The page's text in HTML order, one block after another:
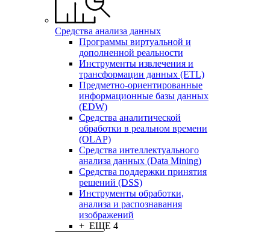
Средства анализа данных
Программы виртуальной и
дополненной реальности
Инструменты извлечения и
трансформации данных (ETL)
Предметно-ориентированные
информационные базы данных
(EDW)
Средства аналитической
обработки в реальном времени
(OLAP)
Средства интеллектуального
анализа данных (Data Mining)
Средства поддержки принятия
решений (DSS)
Инструменты обработки,
анализа и распознавания
изображений
+ ЕЩЕ 4